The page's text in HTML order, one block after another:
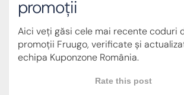
promoții
Aici veți găsi cele mai recente coduri
promoții Fruugo, verificate și
echipa Kuponzone România.
Rate this post